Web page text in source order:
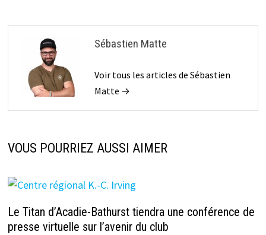
Sébastien Matte
Voir tous les articles de Sébastien
Matte →
VOUS POURRIEZ AUSSI AIMER
Le Titan d’Acadie-Bathurst tiendra une conférence de
presse virtuelle sur l’avenir du club